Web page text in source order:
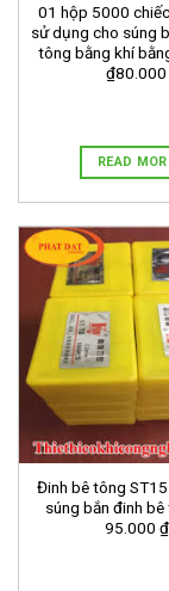
01 hộp 5000
sử dụng cho súng
tông bằng khí
₫80.000
READ
Đinh bê tông
súng bắn đinh
95.000 ₫